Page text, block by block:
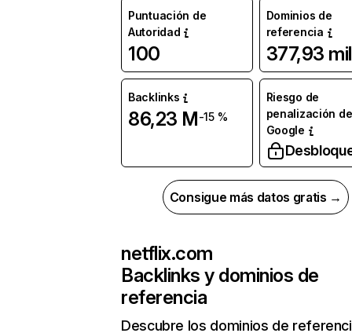
Puntuación de
Autoridad
100
Dominios de
referencia
377,93 mil
Backlinks
86,23 M-15 %
Riesgo de
penalización de
Google
Consigue más datos gratis →
netflix.com
Backlinks y dominios de
referencia
Descubre los dominios de